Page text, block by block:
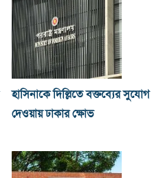
হাসিনাকে দিল্লিতে বক্তব্যের সুযোগ
দেওয়ায় ঢাকার ক্ষোভ